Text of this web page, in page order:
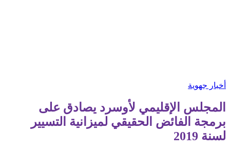
أخبار جهوية
المجلس الإقليمي لأوسرد يصادق على
برمجة الفائض الحقيقي لميزانية التسيير
لسنة 2019